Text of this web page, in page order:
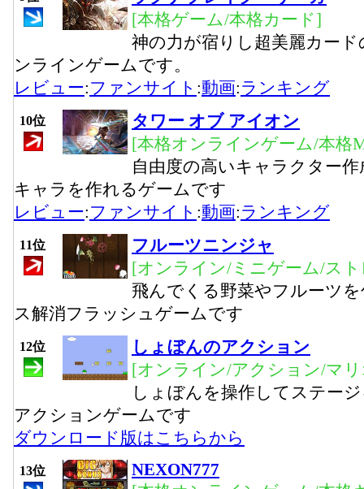
[本格ゲーム/本格カード]
神の力が宿りし超美麗カー
ンラインゲームです。
レビュー:ファンサイト :動画:ランキング
10位
タワー オブ アイオン
[本格オンラインゲーム/本格
自由度の高いキャラクター
キャラを作れるゲームです
レビュー:ファンサイト :動画:ランキング
11位
フルーツニンジャ
[オンライン/ミニゲーム/ス
飛んでくる野菜やフルーツ
ス解消フラッシュゲームです
12位
しょぼんのアクション
[オンライン/アクション/マ
しょぼんを操作してステー
アクションゲームです
ダウンロード版はこちらから
13位
NEXON777